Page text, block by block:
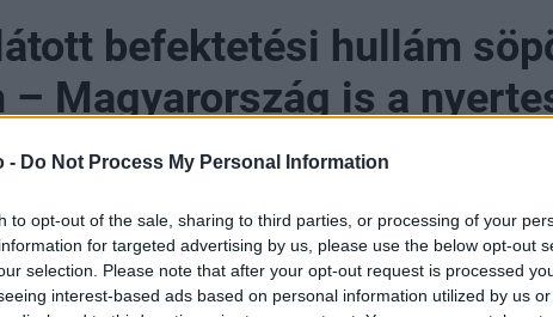
- Do Not Process My Personal Information
to opt-out of the sale, sharing to third parties, or processing of your
for targeted advertising by us, please use the below opt-out
selection. Please note that after your opt-out request is processed
interest-based ads based on personal information utilized by us
befektetési hullám
– Magyarország is a
09:59
lendület érzékelhető a kelet-közép-európai